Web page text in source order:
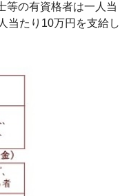
の有資格者は一人当
当たり10万円を支給し